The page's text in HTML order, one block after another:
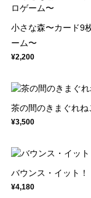
小さな森〜カード9
ーム〜
¥2,200
茶の間のきまぐれね
¥3,500
バウンス・イット！
¥4,180